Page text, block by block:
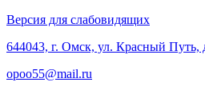
Версия для слабовидящих
‎644043, г. Омск, ул. Красный Путь,
opoo55@mail.ru